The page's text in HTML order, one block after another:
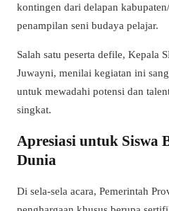
kontingen dari delapan
penampilan seni budaya pelajar.
Salah satu peserta defile, Kepala
Juwayni, menilai kegiatan ini
untuk mewadahi potensi dan
singkat.
Apresiasi untuk Siswa
Dunia
Di sela-sela acara, Pemerintah